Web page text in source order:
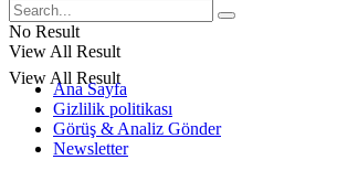
View All Result
No Result
View All Result
Ana Sayfa
Gizlilik politikası
Görüş & Analiz Gönder
Newsletter